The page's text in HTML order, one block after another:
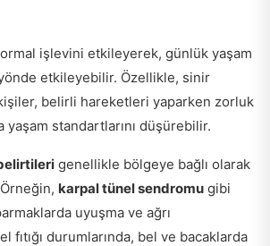
işlevini etkileyerek, günlük yaşam
etkileyebilir. Özellikle, sinir
kişiler, belirli hareketleri yaparken zorluk
yaşam standartlarını düşürebilir.
belirtileri genellikle bölgeye bağlı olarak
karpal tünel sendromu gibi
uyuşma ve ağrı
fıtığı durumlarında, bel ve bacaklarda